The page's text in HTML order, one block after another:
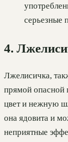
серьезные
4.
Лжелисичка,
прямой опасной
цвет и нежную
она ядовита и
неприятные